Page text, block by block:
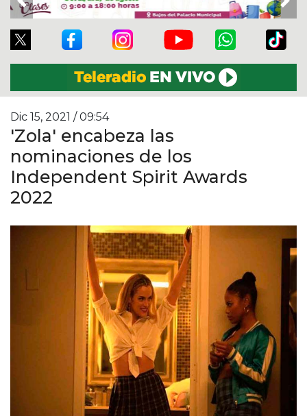
Previous
Dic 15, 2021 / 09:54
'Zola' encabeza las
nominaciones de los
Independent Spirit Awards
2022